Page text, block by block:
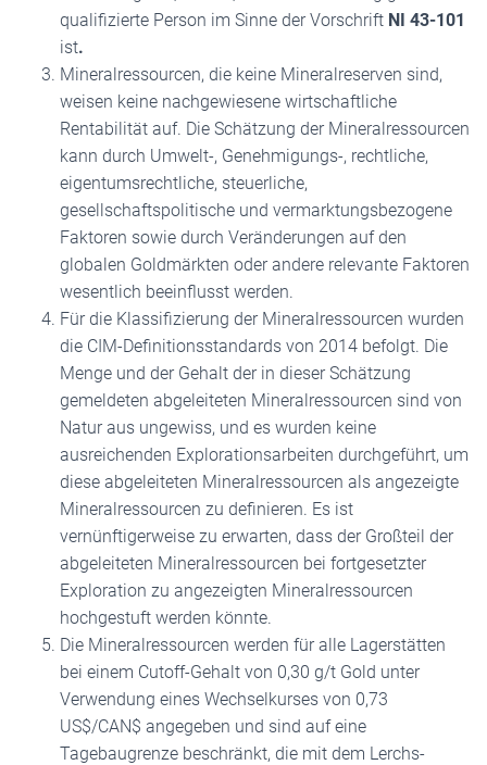
qualifizierte Person im Sinne der Vorschrift NI 43-101
ist.
Mineralressourcen, die keine Mineralreserven sind,
weisen keine nachgewiesene wirtschaftliche
Rentabilität auf. Die Schätzung der Mineralressourcen
kann durch Umwelt-, Genehmigungs-, rechtliche,
eigentumsrechtliche, steuerliche,
gesellschaftspolitische und vermarktungsbezogene
Faktoren sowie durch Veränderungen auf den
globalen Goldmärkten oder andere relevante Faktoren
wesentlich beeinflusst werden.
Für die Klassifizierung der Mineralressourcen wurden
die CIM-Definitionsstandards von 2014 befolgt. Die
Menge und der Gehalt der in dieser Schätzung
gemeldeten abgeleiteten Mineralressourcen sind von
Natur aus ungewiss, und es wurden keine
ausreichenden Explorationsarbeiten durchgeführt, um
diese abgeleiteten Mineralressourcen als angezeigte
Mineralressourcen zu definieren. Es ist
vernünftigerweise zu erwarten, dass der Großteil der
abgeleiteten Mineralressourcen bei fortgesetzter
Exploration zu angezeigten Mineralressourcen
hochgestuft werden könnte.
Die Mineralressourcen werden für alle Lagerstätten
bei einem Cutoff-Gehalt von 0,30 g/t Gold unter
Verwendung eines Wechselkurses von 0,73
US$/CAN$ angegeben und sind auf eine
Tagebaugrenze beschränkt, die mit dem Lerchs-